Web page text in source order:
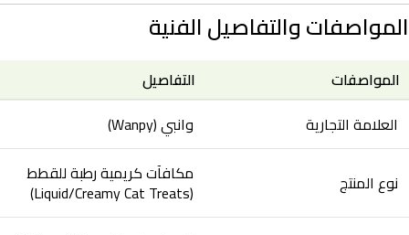
المواصفات والتفاصيل الفنية
المواصفات
التفاصيل
العلامة التجارية
وانبي (Wanpy)
نوع المنتج مكافآت كريمية رطبة للقطط
(Liquid/Creamy Cat Treats)